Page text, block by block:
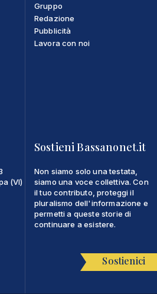
Gruppo
Redazione
Pubblicità
Lavora con noi
(VI)
Sostieni Bassanonet.it
Non siamo solo una testata,
siamo una voce collettiva. Con
il tuo contributo, proteggi il
pluralismo dell'informazione e
permetti a queste storie di
continuare a esistere.
Sostienici